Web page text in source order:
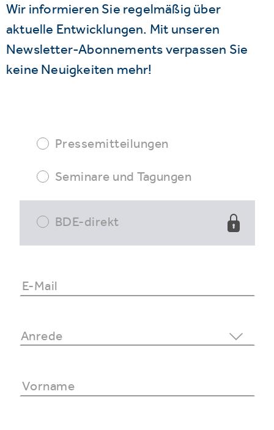
Wir informieren Sie regelmäßig über
aktuelle Entwicklungen. Mit unseren
Newsletter-Abonnements verpassen Sie
keine Neuigkeiten mehr!
Pressemitteilungen
Seminare und Tagungen
BDE-direkt